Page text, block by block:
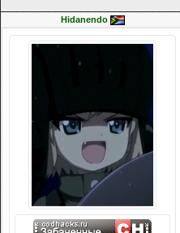
Hidanendo